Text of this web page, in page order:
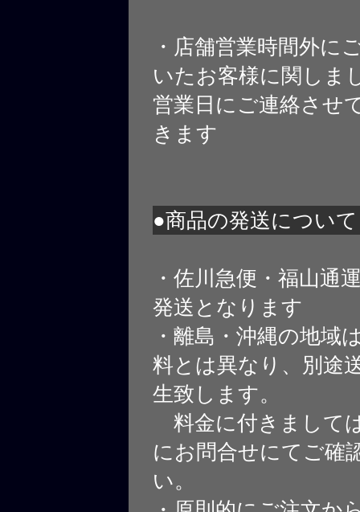
・店舗営業時間外に
いたお客様に関しま
営業日にご連絡させ
きます
●商品の発送について
・佐川急便・福山通
発送となります
・離島・沖縄の地域
料とは異なり、別途
生致します。
料金に付きまして
にお問合せにてご確
い。